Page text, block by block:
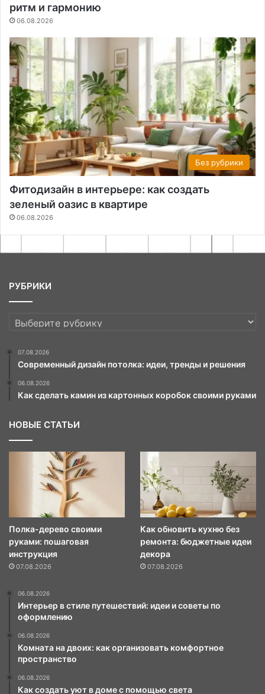
ритм и гармонию
06.08.2026
Без рубрики
Фитодизайн в интерьере: как создать
зеленый оазис в квартире
06.08.2026
РУБРИКИ
РУБРИКИ
07.08.2026
Современный дизайн потолка: идеи, тренды и решения
06.08.2026
Как сделать камин из картонных коробок своими руками
НОВЫЕ СТАТЬИ
Полка-дерево своими
руками: пошаговая
инструкция
07.08.2026
Как обновить кухню без
ремонта: бюджетные идеи
декора
07.08.2026
06.08.2026
Интерьер в стиле путешествий: идеи и советы по
оформлению
06.08.2026
Комната на двоих: как организовать комфортное
пространство
06.08.2026
Как создать уют в доме с помощью света